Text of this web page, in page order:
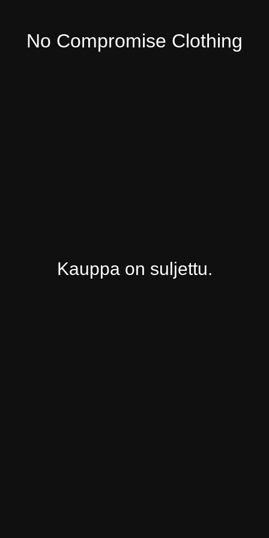
No Compromise Clothing
Kauppa on suljettu.